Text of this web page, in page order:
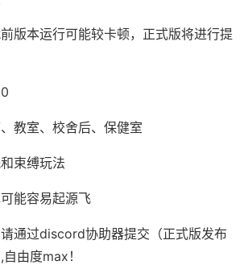
版本运行可能较卡顿，正式版将进行提
教室、校舍后、保健室
束缚玩法
能容易起源飞
通过discord协助器提交（正式版发布
由度max！